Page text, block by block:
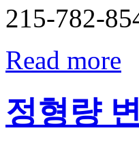
215-782-
Read more
정형량